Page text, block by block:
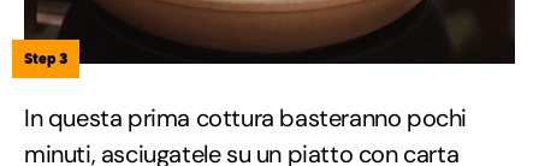
Step 3
In questa prima cottura basteranno pochi
minuti, asciugatele su un piatto con carta